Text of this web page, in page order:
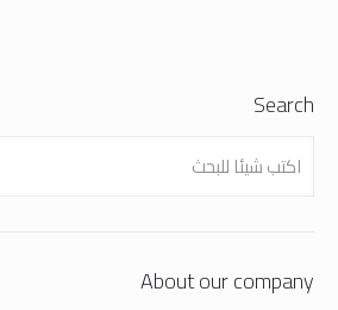
Search
About our company